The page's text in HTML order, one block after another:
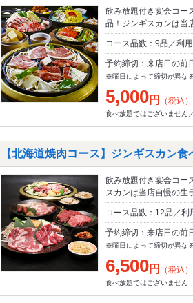
飲み放題付き宴会コー
品！ジンギスカンは当
コース品数：9品／利
予約締切：来店日の前
※曜日によって締切が異な
5,000円 （税込）
食べ放題ではございません
【北海道焼肉コース】ジンギスカン
飲み放題付き宴会コー
スカンは当店自慢の
コース品数：12品／利
予約締切：来店日の前
※曜日によって締切が異な
6,500円 （税込）
食べ放題ではございません